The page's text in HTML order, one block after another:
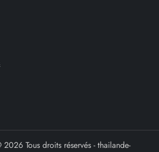
2026 Tous droits réservés - thailande-